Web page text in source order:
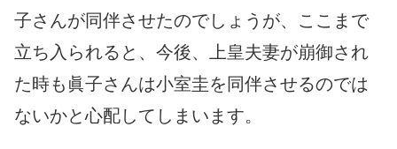
子さんが同伴させたのでしょうが、ここまで
立ち入られると、今後、上皇夫妻が崩御され
た時も眞子さんは小室圭を同伴させるのでは
ないかと心配してしまいます。